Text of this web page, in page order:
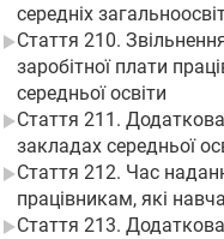
середніх
Стаття 210.
заробітної плати
середньої освіти
Стаття 211.
закладах середньої
Стаття 212. Час
працівникам, які
Стаття 213.